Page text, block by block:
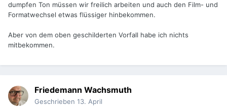
dumpfen Ton müssen wir freilich arbeiten und auch den Film- und
Formatwechsel etwas flüssiger hinbekommen.
Aber von dem oben geschilderten Vorfall habe ich nichts
mitbekommen.
Friedemann Wachsmuth
Geschrieben 13. April